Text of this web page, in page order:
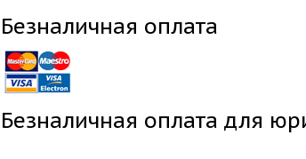
Безналичная оплата
Безналичная оплата для